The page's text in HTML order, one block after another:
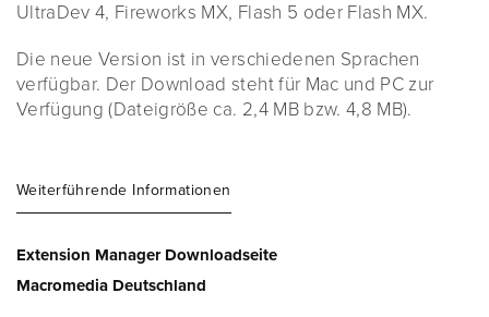
UltraDev 4, Fireworks MX, Flash 5 oder Flash MX.
Die neue Version ist in verschiedenen Sprachen
verfügbar. Der Download steht für Mac und PC zur
Verfügung (Dateigröße ca. 2,4 MB bzw. 4,8 MB).
Weiterführende Informationen
Extension Manager Downloadseite
Macromedia Deutschland